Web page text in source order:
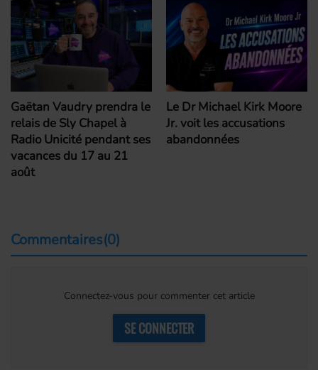
Gaëtan Vaudry prendra le
relais de Sly Chapel à
Radio Unicité pendant ses
vacances du 17 au 21
août
Le Dr Michael Kirk Moore
Jr. voit les accusations
abandonnées
Commentaires(0)
Connectez-vous pour commenter cet article
SE CONNECTER